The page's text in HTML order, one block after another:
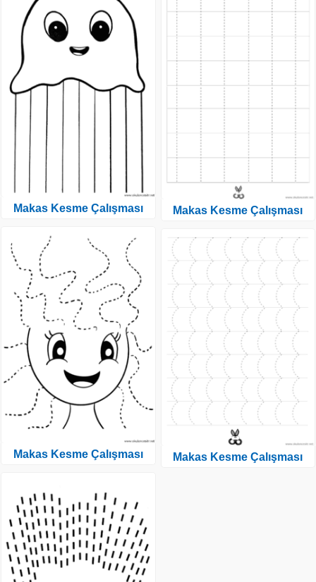
Makas Kesme Çalışması
Makas Kesme Çalışması
Makas Kesme Çalışması
Makas Kesme Çalışması